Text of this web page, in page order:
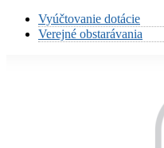
Vyúčtovanie dotácie
Verejné obstarávania